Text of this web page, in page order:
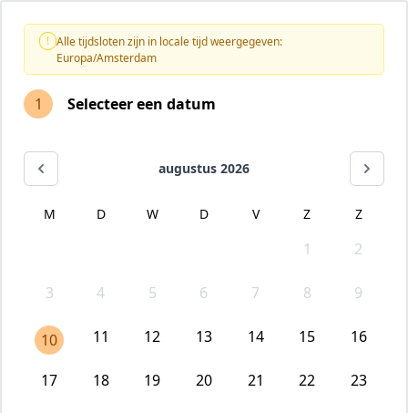
! Alle tijdsloten zijn in locale tijd weergegeven:
Europa/Amsterdam
1 Selecteer een datum
augustus 2026
M D W D V Z Z
1 2
3 4 5 6 7 8 9
10 11 12 13 14 15 16
17 18 19 20 21 22 23